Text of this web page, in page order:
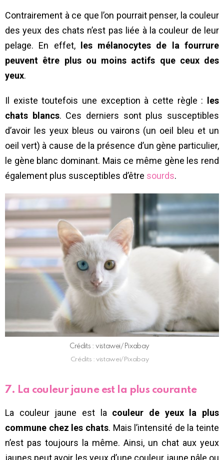
Contrairement à ce que l’on pourrait penser, la couleur
des yeux des chats n’est pas liée à la couleur de leur
pelage. En effet,
les mélanocytes de la fourrure
peuvent être plus ou moins actifs que ceux des
yeux.
Il existe toutefois une exception à cette règle :
les
chats blancs. Ces derniers sont plus susceptibles
d’avoir les yeux bleus ou vairons (un oeil bleu et un
oeil vert) à cause de la présence d’un gène particulier,
le gène blanc dominant. Mais ce même gène les rend
également plus susceptibles d’être sourds.
Crédits : vistawei/Pixabay
Crédits : vistawei/Pixabay
7. La couleur jaune est la plus courante
La couleur jaune est lacouleur de yeux la plus
commune chez les chats. Mais l’intensité de la teinte
n’est pas toujours la même. Ainsi, un chat aux yeux